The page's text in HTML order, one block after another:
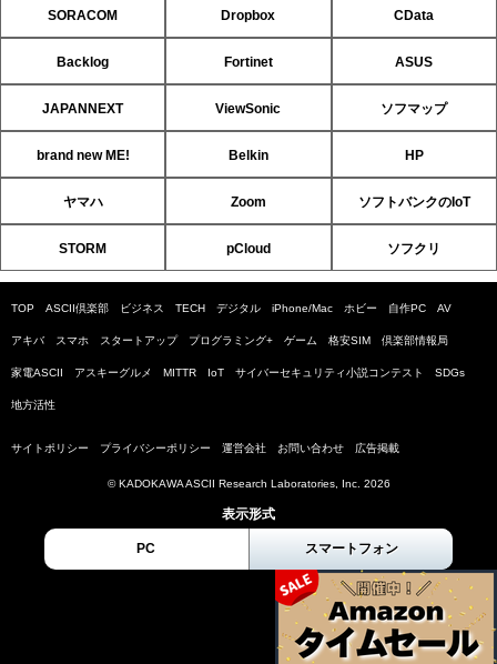
SORACOM Dropbox CData
Backlog Fortinet ASUS
JAPANNEXT ViewSonic ソフマップ
brand new ME! Belkin HP
ヤマハ Zoom ソフトバンクのIoT
STORM pCloud ソフクリ
TOP ASCII倶楽部 ビジネス TECH デジタル iPhone/Mac ホビー 自作PC AV
アキバ スマホ スタートアップ プログラミング+ ゲーム 格安SIM 倶楽部情報局
家電ASCII アスキーグルメ MITTR IoT サイバーセキュリティ小説コンテスト SDGs
地方活性
サイトポリシー プライバシーポリシー 運営会社 お問い合わせ 広告掲載
© KADOKAWA ASCII Research Laboratories, Inc. 2026
表示形式
PC スマートフォン